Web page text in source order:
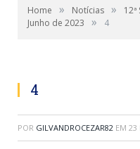
Home » Notícias »
Junho de 2023
» 4
4
POR GILVANDROCEZAR82 EM 23